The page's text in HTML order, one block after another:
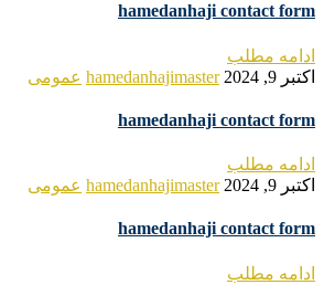
hamedanhaji contact form
ادامه مطلب
اکتبر 9, 2024
hamedanhajimaster عمومی
hamedanhaji contact form
ادامه مطلب
اکتبر 9, 2024
hamedanhajimaster عمومی
hamedanhaji contact form
ادامه مطلب